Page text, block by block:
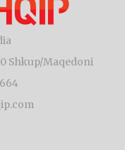
Shkup/Maqedoni